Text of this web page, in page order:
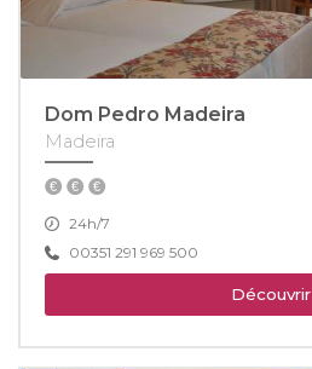
Dom Pedro Madeira
Madeira
24h/7
00351 291 969 500
Découvrir